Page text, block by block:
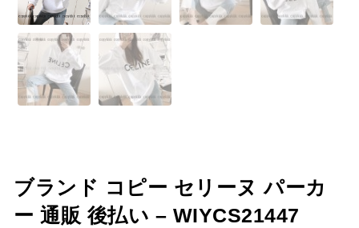
ブランド コピー セリーヌ パーカ
ー 通販 後払い – WIYCS21447